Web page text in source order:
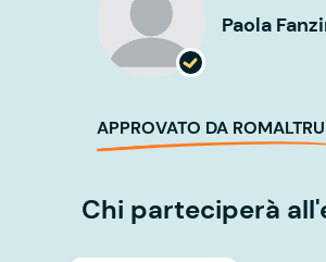
Paola
APPROVATO DA
Chi parteciperà